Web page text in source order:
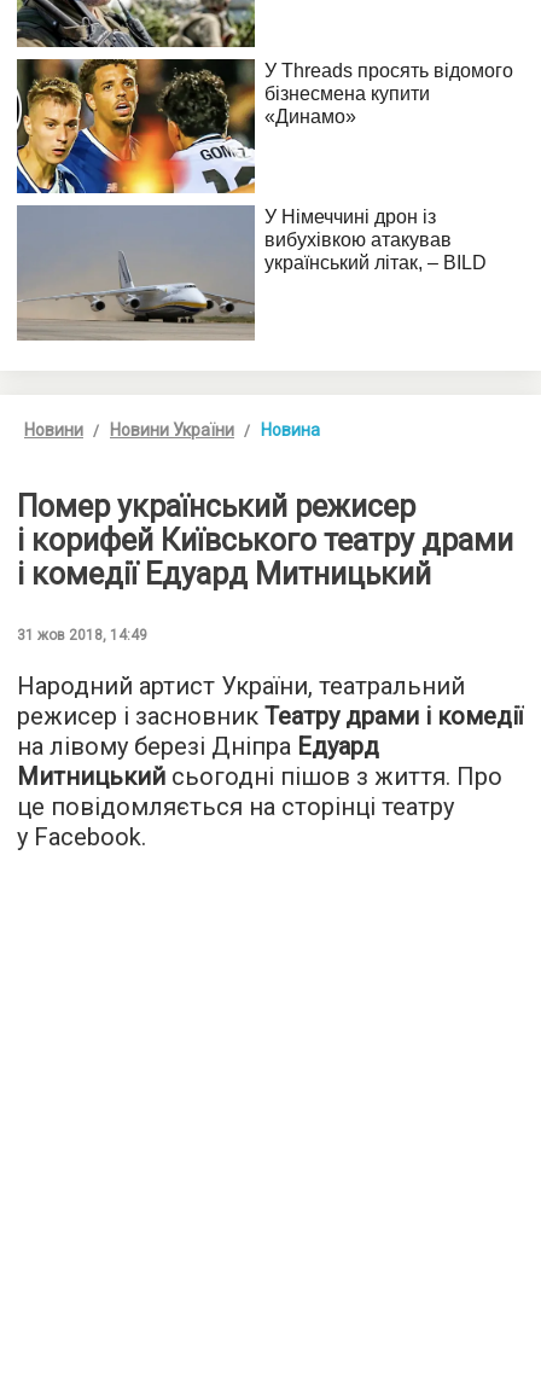
Новини Новини України Новина
Помер український режисер
і корифей Київського театру драми
і комедії Едуард Митницький
31 жов 2018, 14:49
Народний артист України, театральний
режисер і засновник Театру драми і комедії
на лівому березі Дніпра Едуард
Митницький сьогодні пішов з життя. Про
це повідомляється на сторінці театру
у Facebook.